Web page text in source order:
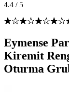
4.4 / 5
Eymense
Kiremit
Oturma